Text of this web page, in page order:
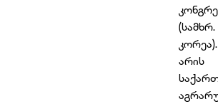
(სამხრ.
კორეა).
არის